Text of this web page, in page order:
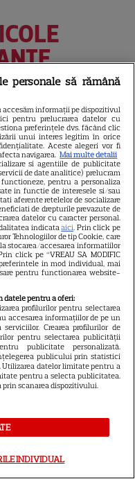
un nou Black
Jonsson preia
lui Chadwick
este noul Ghost
Marvel.
la Comic-Con i-
pe fani
îmbracă de la
a lansat pe Disney+.
și Anne
revin la revista
personale să rămână
accesăm informații pe dispozitivul
pentru prelucrarea datelor cu
preferințele dvs. făcând clic
unui interes legitim în orice
Aceste alegeri vor fi
navigarea. Mai multe detalii
si agentiile de publicitate
de date analitice) prelucram
pentru a personaliza
in functie de interesele si/sau
aferente retelelor de socializare
de drepturile prevazute de
datelor cu caracter personal.
indicataaici. Prin click pe
Tehnologiilor de tip Cookie, care
stocarea/accesarea informatiilor
click pe “VREAU SA MODIFIC
in mod individual, mai
pentru functionarea website-
datele pentru a oferi:
profilurilor pentru selectarea
accesarea informațiilor de pe un
Crearea profilurilor de
pentru selectarea publicității
publicitate personalizată.
publicului prin statistici
datelor limitate pentru a
pentru a selecta publicitatea.
prin scanarea dispozitivului.
INDIVIDUAL